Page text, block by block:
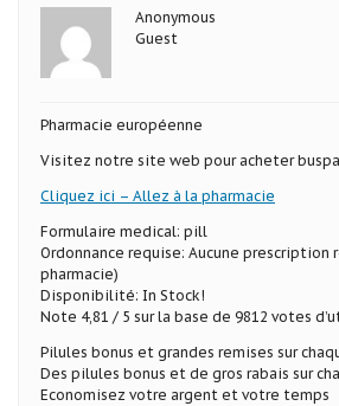
Anonymous
Guest
Pharmacie européenne
Visitez notre site web pour acheter
Cliquez ici – Allez à la pharmacie
Formulaire medical: pill
Ordonnance requise: Aucune prescription
pharmacie)
Disponibilité: In Stock!
Note 4,81 / 5 sur la base de 9812 votes
Pilules bonus et grandes remises sur
Des pilules bonus et de gros rabais sur
Economisez votre argent et votre temps